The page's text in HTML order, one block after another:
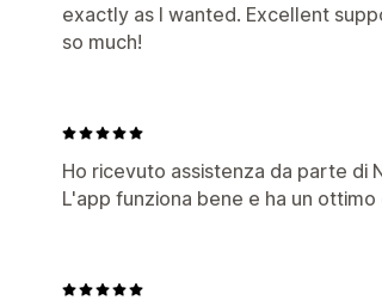
exactly as I wanted. Excellent
so much!
Ho ricevuto assistenza da parte di
L'app funziona bene e ha un